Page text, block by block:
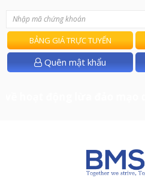
BẢNG GIÁ TRỰC TUYẾN
Quên mật khẩu